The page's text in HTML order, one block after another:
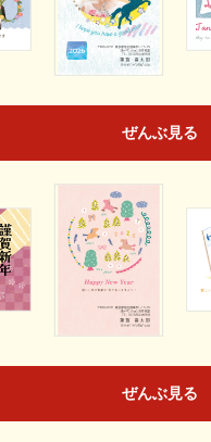
ぜんぶ見る
ぜんぶ見る